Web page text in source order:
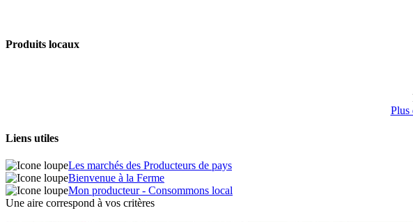
Produits locaux
Plus
Liens utiles
Les marchés des Producteurs de pays
Bienvenue à la Ferme
Mon producteur - Consommons local
Une aire correspond à vos critères